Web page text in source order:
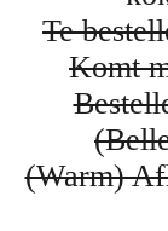
Te
Komt
(Warm)